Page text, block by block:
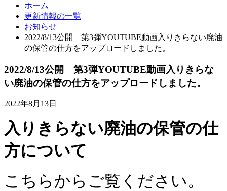
ホーム
更新情報の一覧
お知らせ
2022/8/13公開 第3弾YOUTUBE動画入りきらない廃油
の保管の仕方をアップロードしました。
2022/8/13公開 第3弾YOUTUBE動画入りきらな
い廃油の保管の仕方をアップロードしました。
2022年8月13日
入りきらない廃油の保管の仕
方について
こちらからご覧ください。